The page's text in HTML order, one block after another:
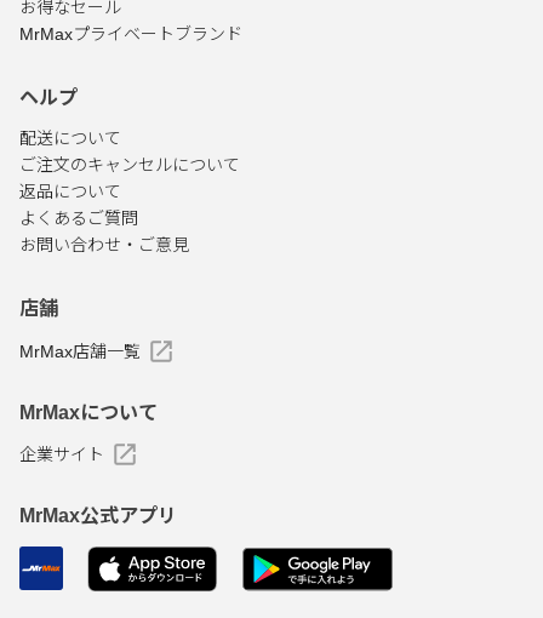
お得なセール
MrMaxプライベートブランド
ヘルプ
配送について
ご注文のキャンセルについて
返品について
よくあるご質問
お問い合わせ・ご意見
店舗
MrMax店舗一覧
MrMaxについて
企業サイト
MrMax公式アプリ